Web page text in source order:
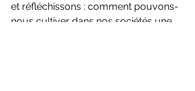
et réfléchissons : comment pouvons-
nous cultiver dans nos sociétés une